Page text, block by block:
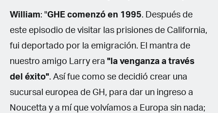
William: "GHE comenzó en 1995. Después de
este episodio de visitar las prisiones de California,
fui deportado por la emigración. El mantra de
nuestro amigo Larry era "la venganza a través
del éxito". Así fue como se decidió crear una
sucursal europea de GH, para dar un ingreso a
Noucetta y a mí que volvíamos a Europa sin nada;